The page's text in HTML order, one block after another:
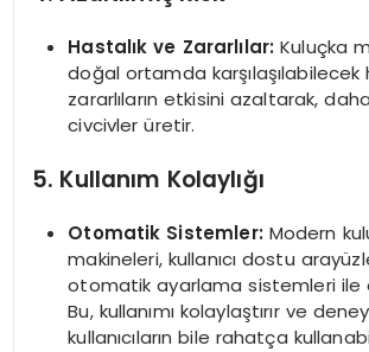
Hastalık ve Zararlılar: Kuluçka
doğal ortamda karşılaşılabilecek
zararlıların etkisini azaltarak, daha
civcivler üretir.
5. Kullanım Kolaylığı
Otomatik Sistemler: Modern
makineleri, kullanıcı dostu
otomatik ayarlama sistemleri ile
Bu, kullanımı kolaylaştırır ve
kullanıcıların bile rahatça